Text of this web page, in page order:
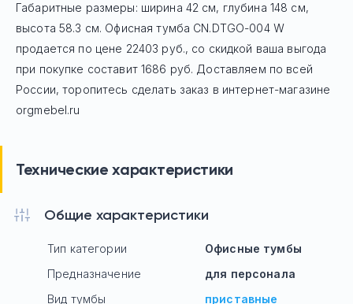
Габаритные размеры: ширина 42 см, глубина 148 см,
высота 58.3 см. Офисная тумба CN.DTGO-004 W
продается по цене 22403 руб., со скидкой ваша выгода
при покупке составит 1686 руб. Доставляем по всей
России, торопитесь сделать заказ в интернет-магазине
orgmebel.ru
Технические характеристики
Общие характеристики
Тип категории
Офисные тумбы
Предназначение
для персонала
Вид тумбы
приставные